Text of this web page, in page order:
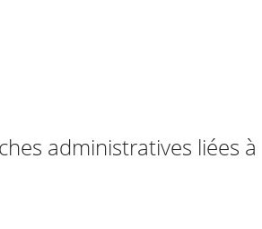
administratives liées à